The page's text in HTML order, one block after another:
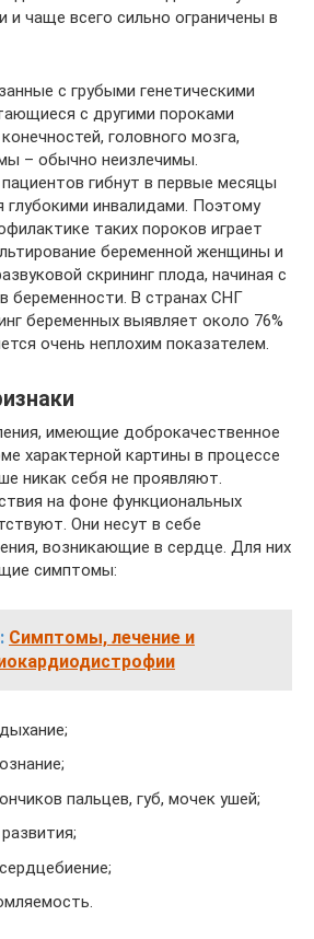
и чаще всего сильно ограничены в
с грубыми генетическими
с другими пороками
головного мозга,
– обычно неизлечимы.
гибнут в первые месяцы
глубокими инвалидами. Поэтому
таких пороков играет
беременной женщины и
скрининг плода, начиная с
беременности. В странах СНГ
беременных выявляет около 76%
очень неплохим показателем.
имеющие доброкачественное
характерной картины в процессе
никак себя не проявляют.
на фоне функциональных
Они несут в себе
возникающие в сердце. Для них
симптомы:
Симптомы, лечение и
пальцев, губ, мочек ушей;